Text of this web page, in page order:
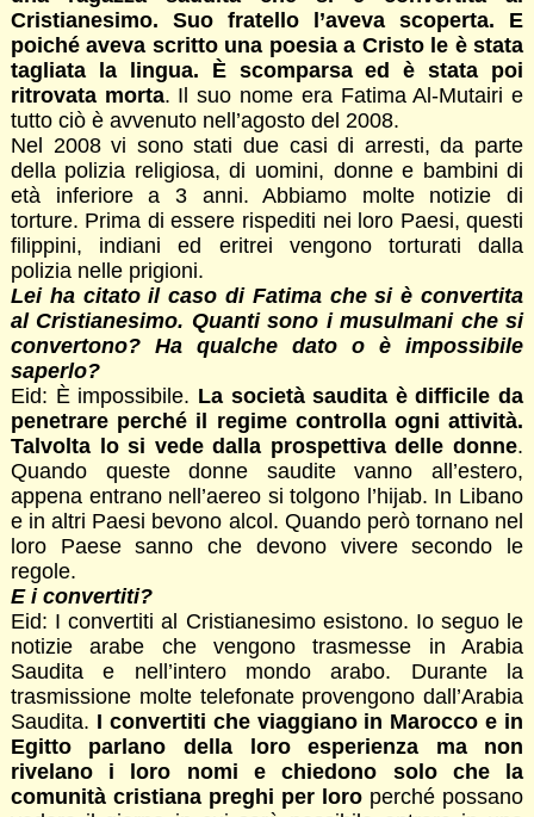
Cristianesimo. Suo fratello l’aveva scoperta. E
poiché aveva scritto una poesia a Cristo le è stata
tagliata la lingua. È scomparsa ed è stata poi
ritrovata morta. Il suo nome era Fatima Al-Mutairi e
tutto ciò è avvenuto nell’agosto del 2008.
Nel 2008 vi sono stati due casi di arresti, da parte
della polizia religiosa, di uomini, donne e bambini di
età inferiore a 3 anni. Abbiamo molte notizie di
torture. Prima di essere rispediti nei loro Paesi, questi
filippini, indiani ed eritrei vengono torturati dalla
polizia nelle prigioni.
Lei ha citato il caso di Fatima che si è convertita
al Cristianesimo. Quanti sono i musulmani che si
convertono? Ha qualche dato o è impossibile
saperlo?
Eid: È impossibile. La società saudita è difficile da
penetrare perché il regime controlla ogni attività.
Talvolta lo si vede dalla prospettiva delle donne.
Quando queste donne saudite vanno all’estero,
appena entrano nell’aereo si tolgono l’hijab. In Libano
e in altri Paesi bevono alcol. Quando però tornano nel
loro Paese sanno che devono vivere secondo le
regole.
E i convertiti?
Eid: I convertiti al Cristianesimo esistono. Io seguo le
notizie arabe che vengono trasmesse in Arabia
Saudita e nell’intero mondo arabo. Durante la
trasmissione molte telefonate provengono dall’Arabia
Saudita. I convertiti che viaggiano in Marocco e in
Egitto parlano della loro esperienza ma non
rivelano i loro nomi e chiedono solo che la
comunità cristiana preghi per loro perché possano